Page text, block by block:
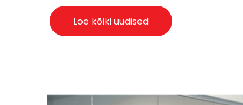
erakordne pakkumine usaldusväärsetelt
Fortune Tires tootjatelt. Praegu on Tirespoti
Loe kõiki uudised